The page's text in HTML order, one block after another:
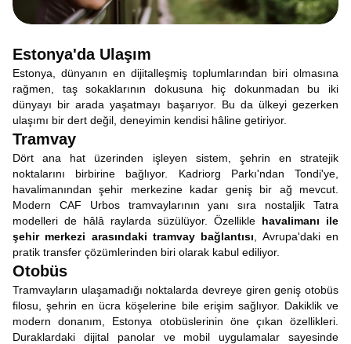
Estonya'da Ulaşım
Estonya, dünyanın en dijitalleşmiş toplumlarından biri olmasına
rağmen, taş sokaklarının dokusuna hiç dokunmadan bu iki
dünyayı bir arada yaşatmayı başarıyor. Bu da ülkeyi gezerken
ulaşımı bir dert değil, deneyimin kendisi hâline getiriyor.
Tramvay
Dört ana hat üzerinden işleyen sistem, şehrin en stratejik
noktalarını birbirine bağlıyor. Kadriorg Parkı'ndan Tondi'ye,
havalimanından şehir merkezine kadar geniş bir ağ mevcut.
Modern CAF Urbos tramvaylarının yanı sıra nostaljik Tatra
modelleri de hâlâ raylarda süzülüyor. Özellikle havalimanı ile
şehir merkezi arasındaki tramvay bağlantısı , Avrupa'daki en
pratik transfer çözümlerinden biri olarak kabul ediliyor.
Otobüs
Tramvayların ulaşamadığı noktalarda devreye giren geniş otobüs
filosu, şehrin en ücra köşelerine bile erişim sağlıyor. Dakiklik ve
modern donanım, Estonya otobüslerinin öne çıkan özellikleri.
Duraklardaki dijital panolar ve mobil uygulamalar sayesinde